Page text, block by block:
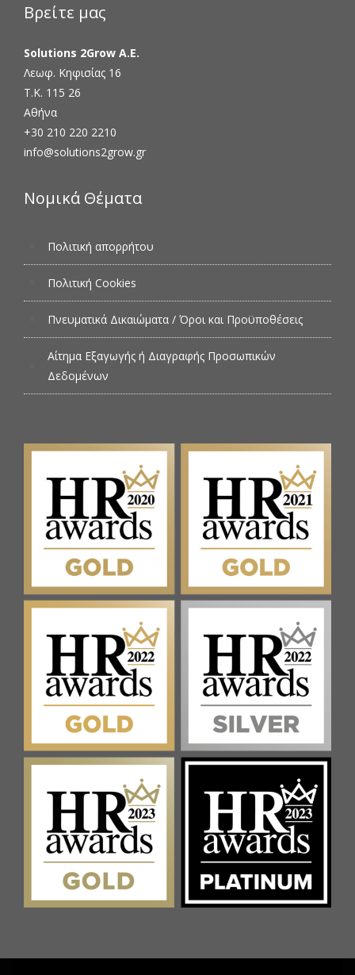
Βρείτε μας
Solutions 2Grow Α.Ε.
Λεωφ. Κηφισίας 16
Τ.Κ. 115 26
Αθήνα
+30 210 220 2210
info@solutions2grow.gr
Νομικά Θέματα
Πολιτική απορρήτου
Πολιτική Cookies
Πνευματικά Δικαιώματα / Όροι και Προϋποθέσεις
Αίτημα Εξαγωγής ή Διαγραφής Προσωπικών
Δεδομένων